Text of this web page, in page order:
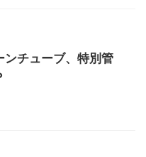
ンチューブ、特別管